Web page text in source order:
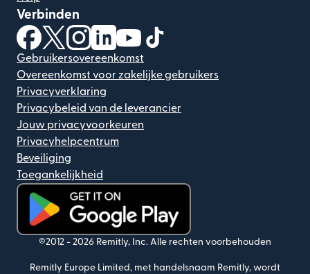
Verbinden
(wordt geopend in een nieuw venster)
(wordt geopend in een nieuw venster)
(wordt geopend in een nieuw venster)
(wordt geopend in een nieuw venster)
(wordt geopend in een nieuw
Gebruikersovereenkomst
Overeenkomst voor zakelijke gebruikers
Privacyverklaring
Privacybeleid van de leverancier
Jouw privacyvoorkeuren
Privacyhelpcentrum
Beveiliging
Toegankelijkheid
(wordt geopend in een nieuw venster)
©2012 - 2026 Remitly, Inc. Alle rechten voorbehouden
Remitly Europe Limited, met handelsnaam Remitly, wordt